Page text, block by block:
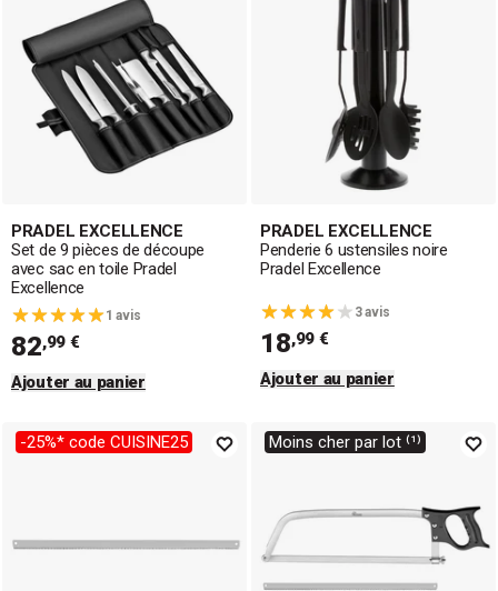
PRADEL EXCELLENCE
Set de 9 pièces de découpe
avec sac en toile Pradel
Excellence
1 avis
82,99 €
Ajouter au panier
PRADEL EXCELLENCE
Penderie 6 ustensiles noire
Pradel Excellence
3 avis
18,99 €
Ajouter au panier
-25%* code CUISINE25 Moins cher par lot ⁽¹⁾